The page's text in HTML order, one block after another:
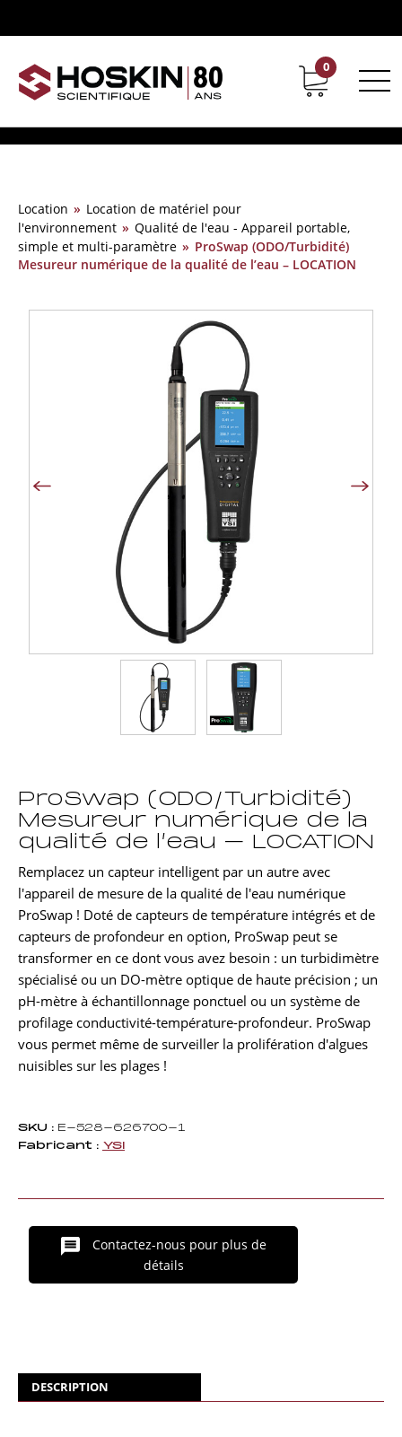
Support Carrières chez Hoskin
0
Location » Location de matériel pour
l'environnement » Qualité de l'eau - Appareil portable,
simple et multi-paramètre » ProSwap (ODO/Turbidité)
Mesureur numérique de la qualité de l’eau – LOCATION
ProSwap (ODO/Turbidité)
Mesureur numérique de la
qualité de l’eau – LOCATION
Remplacez un capteur intelligent par un autre avec
l'appareil de mesure de la qualité de l'eau numérique
ProSwap ! Doté de capteurs de température intégrés et de
capteurs de profondeur en option, ProSwap peut se
transformer en ce dont vous avez besoin : un turbidimètre
spécialisé ou un DO-mètre optique de haute précision ; un
pH-mètre à échantillonnage ponctuel ou un système de
profilage conductivité-température-profondeur. ProSwap
vous permet même de surveiller la prolifération d'algues
nuisibles sur les plages !
SKU : E-528-626700-1
Fabricant : YSI
Contactez-nous pour plus de
détails
DESCRIPTION